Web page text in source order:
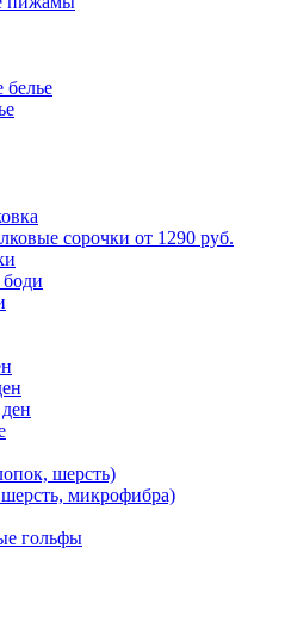
сорочки от 1290 руб.
шерсть)
микрофибра)
гольфы